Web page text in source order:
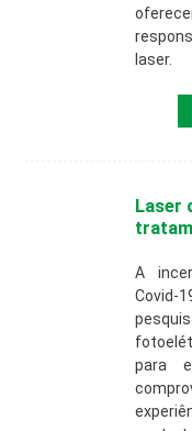
laser.
Laser
A
Covid-
para